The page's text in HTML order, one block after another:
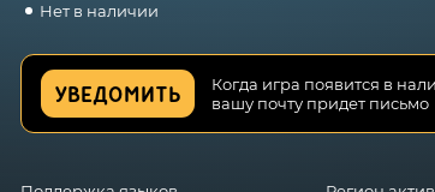
Нет в наличии
УВЕДОМИТЬ
Когда игра появится в
вашу почту придет письмо